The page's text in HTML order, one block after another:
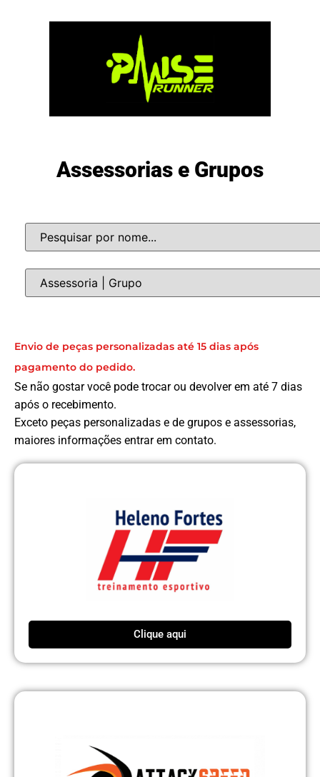
Assessorias e Grupos
Envio de peças personalizadas até 15 dias após
pagamento do pedido.
Se não gostar você pode trocar ou devolver em até 7 dias
após o recebimento.
Exceto peças personalizadas e de grupos e assessorias,
maiores informações entrar em contato.
Clique aqui